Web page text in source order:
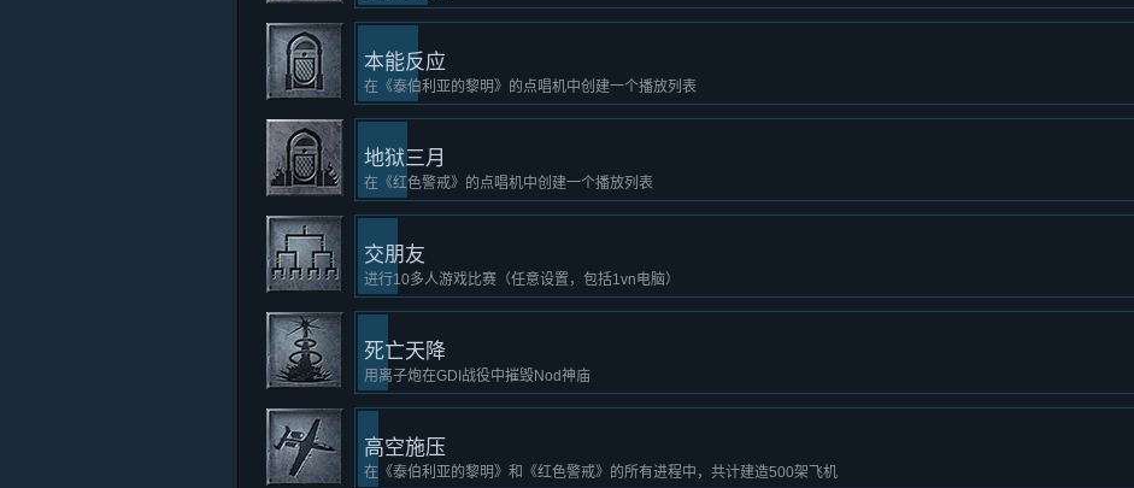
本能反应
在《泰伯利亚的黎明》的点唱机中创建一个播放列表
地狱三月
在《红色警戒》的点唱机中创建一个播放列表
交朋友
进行10多人游戏比赛（任意设置，包括1vn电脑）
死亡天降
用离子炮在GDI战役中摧毁Nod神庙
高空施压
在《泰伯利亚的黎明》和《红色警戒》的所有进程中，共计建造500架飞机